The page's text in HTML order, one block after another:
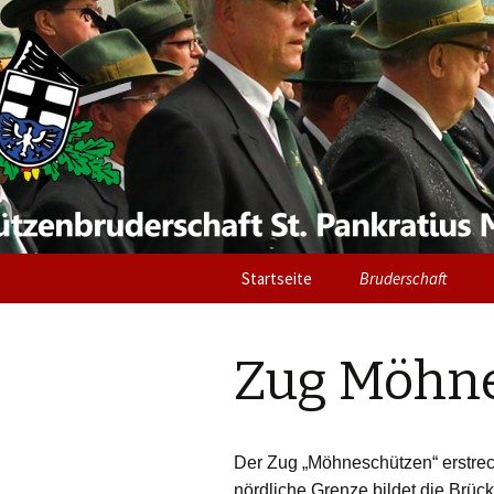
Startseite Bruderschaft
Vorstand
Zug
Der Zug „Möhneschützen“
nördliche Grenze bildet die